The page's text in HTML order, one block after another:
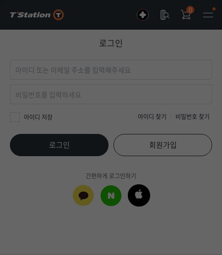
0
로그인
아이디 저장 아이디 찾기 비밀번호 찾기
로그인 회원가입
간편하게 로그인하기